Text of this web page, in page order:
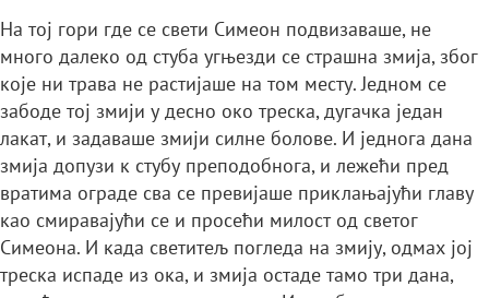
На тој гори где се свети Симеон подвизаваше, не
много далеко од стуба угњезди се страшна змија, због
које ни трава не растијаше на том месту. Једном се
забоде тој змији у десно око треска, дугачка један
лакат, и задаваше змији силне болове. И једнога дана
змија допузи к стубу преподобнога, и лежећи пред
вратима ограде сва се превијаше приклањајући главу
као смиравајући се и просећи милост од светог
Симеона. И када светитељ погледа на змију, одмах јој
треска испаде из ока, и змија остаде тамо три дана,